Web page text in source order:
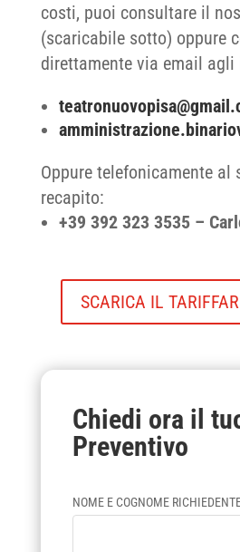
costi, puoi consultare il
(scaricabile sotto) oppure
direttamente via email
Oppure telefonicamente al
recapito:
+39 392 323 3535 –
SCARICA IL
Chiedi ora il
Preventivo
NOME E COGNOME